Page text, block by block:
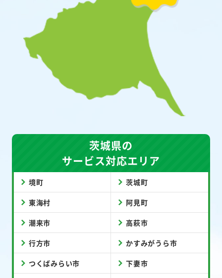
茨城県の
サービス対応エリア
境町 茨城町
東海村 阿見町
潮来市 高萩市
行方市 かすみがうら市
つくばみらい市 下妻市